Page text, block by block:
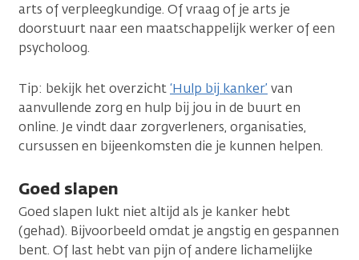
arts of verpleegkundige. Of vraag of je arts je
doorstuurt naar een maatschappelijk werker of een
psycholoog.
Tip: bekijk het overzicht‘Hulp bij kanker’ van
aanvullende zorg en hulp bij jou in de buurt en
online. Je vindt daar zorgverleners, organisaties,
cursussen en bijeenkomsten die je kunnen helpen.
Goed slapen
Goed slapen lukt niet altijd als je kanker hebt
(gehad). Bijvoorbeeld omdat je angstig en gespannen
bent. Of last hebt van pijn of andere lichamelijke